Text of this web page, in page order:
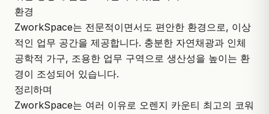
환경
ZworkSpace는 전문적이면서도 편안한 환경으로, 이상
적인 업무 공간을 제공합니다. 충분한 자연채광과 인체
공학적 가구, 조용한 업무 구역으로 생산성을 높이는 환
경이 조성되어 있습니다.
정리하며
ZworkSpace는 여러 이유로 오렌지 카운티 최고의 코워